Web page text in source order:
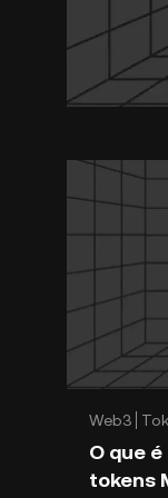
Web3
O que
tokens